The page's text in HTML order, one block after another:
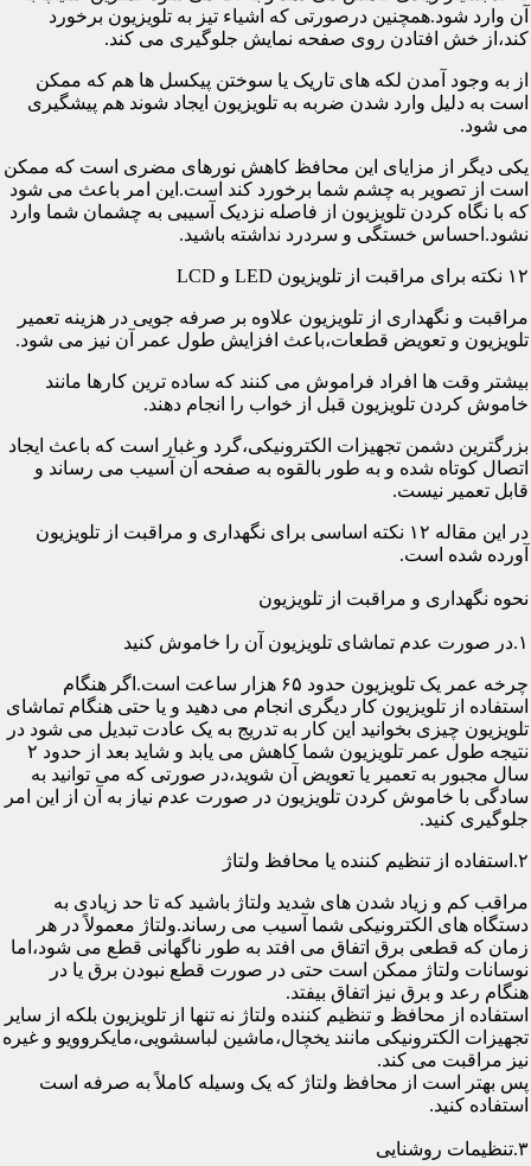
آن وارد شود.همچنین درصورتی که اشیاء تیز به تلویزیون برخورد
کند،از خش افتادن روی صفحه نمایش جلوگیری می کند.
از به وجود آمدن لکه های تاریک یا سوختن پیکسل ها هم که ممکن
است به دلیل وارد شدن ضربه به تلویزیون ایجاد شوند هم پیشگیری
می شود.
یکی دیگر از مزایای این محافظ کاهش نورهای مضری است که ممکن
است از تصویر به چشم شما برخورد کند است.این امر باعث می شود
که با نگاه کردن تلویزیون از فاصله نزدیک آسیبی به چشمان شما وارد
نشود.احساس خستگی و سردرد نداشته باشید.
۱۲ نکته برای مراقبت از تلویزیون LED و LCD
مراقبت و نگهداری از تلویزیون علاوه بر صرفه جویی در هزینه تعمیر
تلویزیون و تعویض قطعات،باعث افزایش طول عمر آن نیز می شود.
بیشتر وقت ها افراد فراموش می کنند که ساده ترین کارها مانند
خاموش کردن تلویزیون قبل از خواب را انجام دهند.
بزرگترین دشمن تجهیزات الکترونیکی،گرد و غبار است که باعث ایجاد
اتصال کوتاه شده و به طور بالقوه به صفحه آن آسیب می رساند و
قابل تعمیر نیست.
در این مقاله ۱۲ نکته اساسی برای نگهداری و مراقبت از تلویزیون
آورده شده است.
نحوه نگهداری و مراقبت از تلویزیون
۱.در صورت عدم تماشای تلویزیون آن را خاموش کنید
چرخه عمر یک تلویزیون حدود ۶۵ هزار ساعت است.اگر هنگام
استفاده از تلویزیون کار دیگری انجام می دهید و یا حتی هنگام تماشای
تلویزیون چیزی بخوانید این کار به تدریج به یک عادت تبدیل می شود در
نتیجه طول عمر تلویزیون شما کاهش می یابد و شاید بعد از حدود ۲
سال مجبور به تعمیر یا تعویض آن شوید،در صورتی که می توانید به
سادگی با خاموش کردن تلویزیون در صورت عدم نیاز به آن از این امر
جلوگیری کنید.
۲.استفاده از تنظیم کننده یا محافظ ولتاژ
مراقب کم و زیاد شدن های شدید ولتاژ باشید که تا حد زیادی به
دستگاه های الکترونیکی شما آسیب می رساند.ولتاژ معمولاً در هر
زمان که قطعی برق اتفاق می افتد به طور ناگهانی قطع می شود،اما
نوسانات ولتاژ ممکن است حتی در صورت قطع نبودن برق یا در
هنگام رعد و برق نیز اتفاق بیفتد.
استفاده از محافظ و تنظیم کننده ولتاژ نه تنها از تلویزیون بلکه از سایر
تجهیزات الکترونیکی مانند یخچال،ماشین لباسشویی،مایکروویو و غیره
نیز مراقبت می کند.
پس بهتر است از محافظ ولتاژ که یک وسیله کاملاً به صرفه است
استفاده کنید.
۳.تنظیمات روشنایی